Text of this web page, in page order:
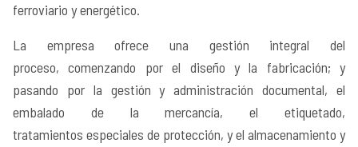
ferroviario y energético.
La empresa ofrece una gestión integral del
proceso, comenzando por el diseño y la fabricación; y
pasando por la gestión y administración documental, el
embalado de la mercancía, el etiquetado,
tratamientos especiales de protección, y el almacenamiento y